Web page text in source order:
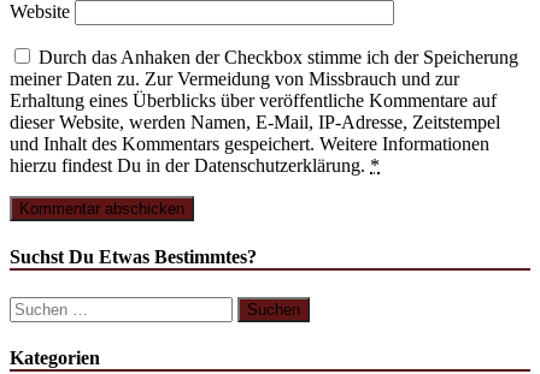
Website
Durch das Anhaken der Checkbox stimme ich der Speicherung
meiner Daten zu. Zur Vermeidung von Missbrauch und zur
Erhaltung eines Überblicks über veröffentliche Kommentare auf
dieser Website, werden Namen, E-Mail, IP-Adresse, Zeitstempel
und Inhalt des Kommentars gespeichert. Weitere Informationen
hierzu findest Du in der Datenschutzerklärung. *
Suchst Du Etwas Bestimmtes?
Kategorien